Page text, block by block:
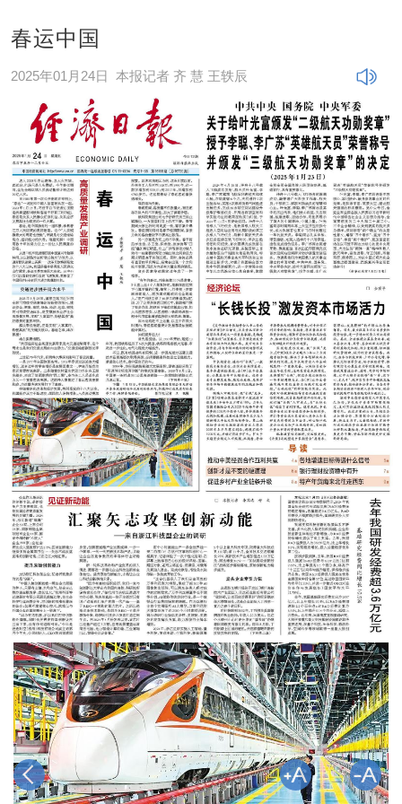
春运中国
2025年01月24日 本报记者 齐 慧 王轶辰